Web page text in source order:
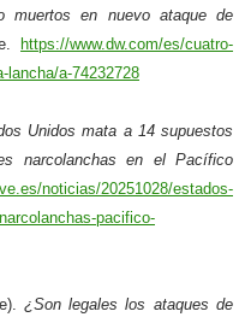
muertos en nuevo ataque de
https://www.dw.com/es/cuatro-
lancha/a-74232728
Unidos mata a 14 supuestos
narcolanchas en el Pacífico
noticias/20251028/estados-
pacifico-
¿Son legales los ataques de